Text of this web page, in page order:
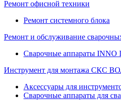
Ремонт офисной техники
Ремонт системного блока
Ремонт и обслуживание
Сварочные аппараты INNO
Инструмент для монтажа СКС
Аксессуары для
Сварочные аппараты для